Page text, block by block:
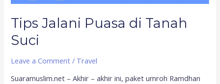
Tips Jalani Puasa di Tanah
Suci
Leave a Comment / Travel
Suaramuslim.net – Akhir – akhir ini, paket umroh Ramdhan